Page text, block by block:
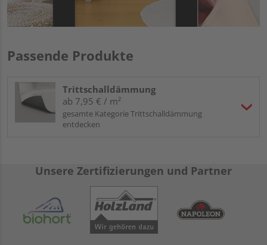
Passende Produkte
Trittschalldämmung
ab 7,95 € / m²
gesamte Kategorie Trittschalldämmung
entdecken
Unsere Zertifizierungen und Partner